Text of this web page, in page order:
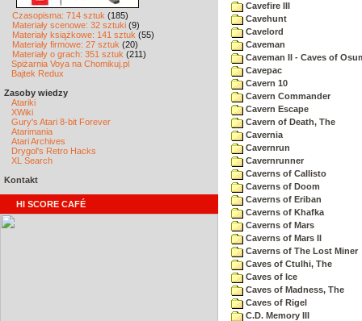
Czasopisma: 714 sztuk (185)
Materiały scenowe: 32 sztuki (9)
Materiały książkowe: 141 sztuk (55)
Materiały firmowe: 27 sztuk (20)
Materiały o grach: 351 sztuk (211)
Spiżarnia Voya na Chomikuj.pl
Bajtek Redux
Zasoby wiedzy
Atariki
XWiki
Gury's Atari 8-bit Forever
Atarimania
Atari Archives
Drygol's Retro Hacks
XL Search
Kontakt
HI SCORE CAFÉ
Cavefire III
Cavehunt
Cavelord
Caveman
Caveman II - Caves of
Cavepac
Cavern 10
Cavern Commander
Cavern Escape
Cavern of Death, The
Cavernia
Cavernrun
Cavernrunner
Caverns of Callisto
Caverns of Doom
Caverns of Eriban
Caverns of Khafka
Caverns of Mars
Caverns of Mars II
Caverns of The Lost Miner
Caves of Ctulhi, The
Caves of Ice
Caves of Madness, The
Caves of Rigel
C.D. Memory III